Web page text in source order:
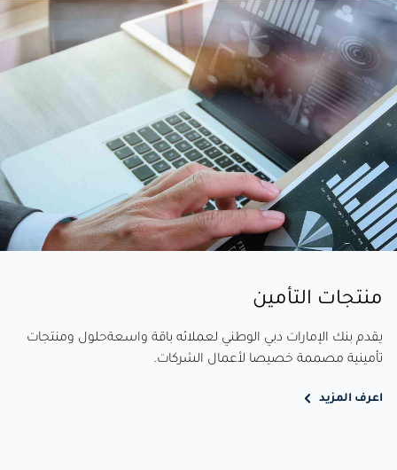
منتجات التأمين
يقدم بنك الإمارات دبي الوطني لعملائه باقة واسعةحلول ومنتجات
تأمينية مصممة خصيصا لأعمال الشركات.
اعرف المزيد